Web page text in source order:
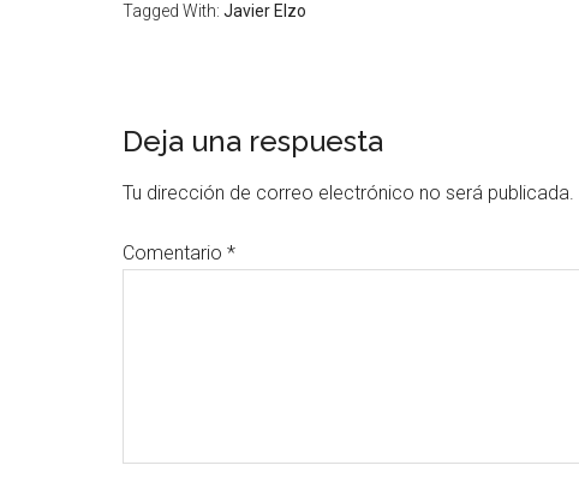
Tagged With: Javier Elzo
Deja una respuesta
Tu dirección de correo electrónico no será publicada.
Comentario *